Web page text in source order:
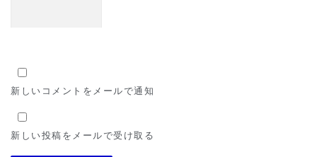
新しいコメントをメールで通知
新しい投稿をメールで受け取る